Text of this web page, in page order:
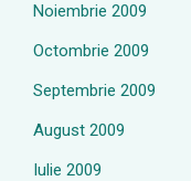
Noiembrie 2009
Octombrie 2009
Septembrie 2009
August 2009
Iulie 2009